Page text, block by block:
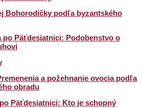
Bohorodičky podľa byzantského
po Päťdesiatnici: Podobenstvo o
a požehnanie ovocia podľa
obradu
Päťdesiatnici: Kto je schopný